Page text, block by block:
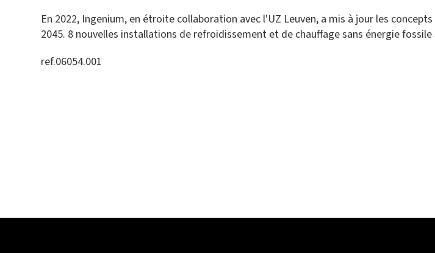
En 2022, Ingenium, en étroite collaboration avec l'UZ Leuven, a mis à jour les
2045. 8 nouvelles installations de refroidissement et de chauffage sans énergie
ref.06054.001